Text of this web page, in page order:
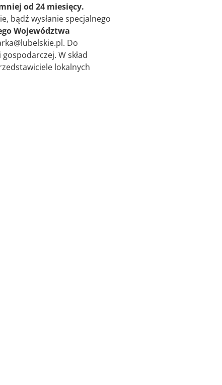
od 24 miesięcy.
bądź wysłanie specjalnego
Województwa
Do
W skład
lokalnych